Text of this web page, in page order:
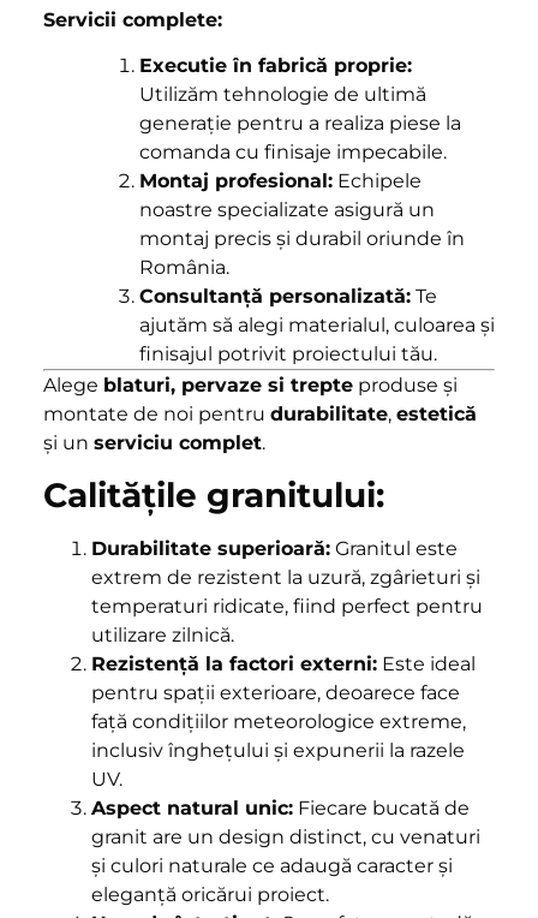
Servicii complete:
Executie în fabrică proprie:
Utilizăm tehnologie de ultimă
generație pentru a realiza piese la
comanda cu finisaje impecabile.
Montaj profesional:Echipele
noastre specializate asigură un
montaj precis și durabil oriunde în
România.
Consultanță personalizată:Te
ajutăm să alegi materialul, culoarea și
finisajul potrivit proiectului tău.
Alege blaturi, pervaze si trepteproduse și
montate de noi pentru durabilitate, estetică
și un serviciu complet.
Calitățile granitului:
Durabilitate superioară:Granitul este
extrem de rezistent la uzură, zgârieturi și
temperaturi ridicate, fiind perfect pentru
utilizare zilnică.
Rezistență la factori externi:Este ideal
pentru spații exterioare, deoarece face
față condițiilor meteorologice extreme,
inclusiv înghețului și expunerii la razele
UV.
Aspect natural unic:Fiecare bucată de
granit are un design distinct, cu venaturi
și culori naturale ce adaugă caracter și
eleganță oricărui proiect.